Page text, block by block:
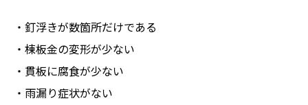
・釘浮きが数箇所だけである
・棟板金の変形が少ない
・貫板に腐食が少ない
・雨漏り症状がない